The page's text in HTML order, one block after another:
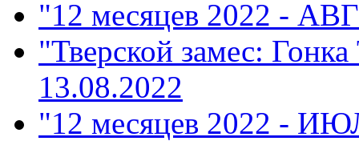
"12 месяцев 2022 -
"Тверской замес:
13.08.2022
"12 месяцев 2022 -